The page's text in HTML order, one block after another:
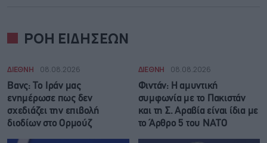
ΡΟΗ ΕΙΔΗΣΕΩΝ
ΔΙΕΘΝΗ 08.08.2026
Βανς: Το Ιράν μας
ενημέρωσε πως δεν
σχεδιάζει την επιβολή
διοδίων στο Ορμούζ
ΔΙΕΘΝΗ 08.08.2026
Φιντάν: Η αμυντική
συμφωνία με το Πακιστάν
και τη Σ. Αραβία είναι ίδια με
τo Άρθρο 5 του ΝΑΤΟ